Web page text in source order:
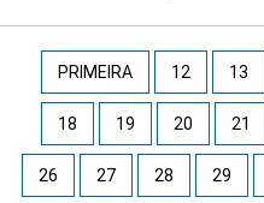
PRIMEIRA 12 13
18 19 20 21
26 27 28 29